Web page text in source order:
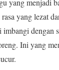
yang menjadi
yang lezat
dengan
Ini yang